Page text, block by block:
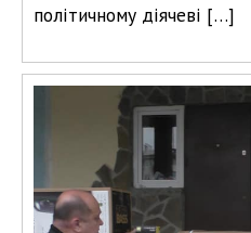
політичному діячеві […]